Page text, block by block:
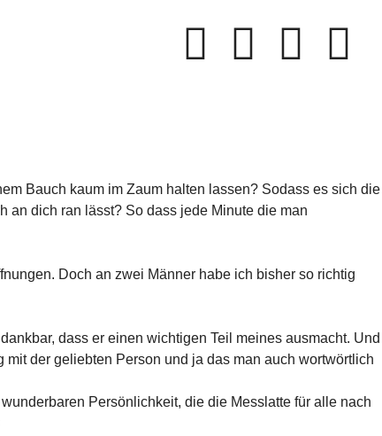
Bauch kaum im Zaum halten lassen? Sodass es sich die
an dich ran lässt? So dass jede Minute die man
Doch an zwei Männer habe ich bisher so richtig
dass er einen wichtigen Teil meines ausmacht. Und
der geliebten Person und ja das man auch wortwörtlich
Persönlichkeit, die die Messlatte für alle nach